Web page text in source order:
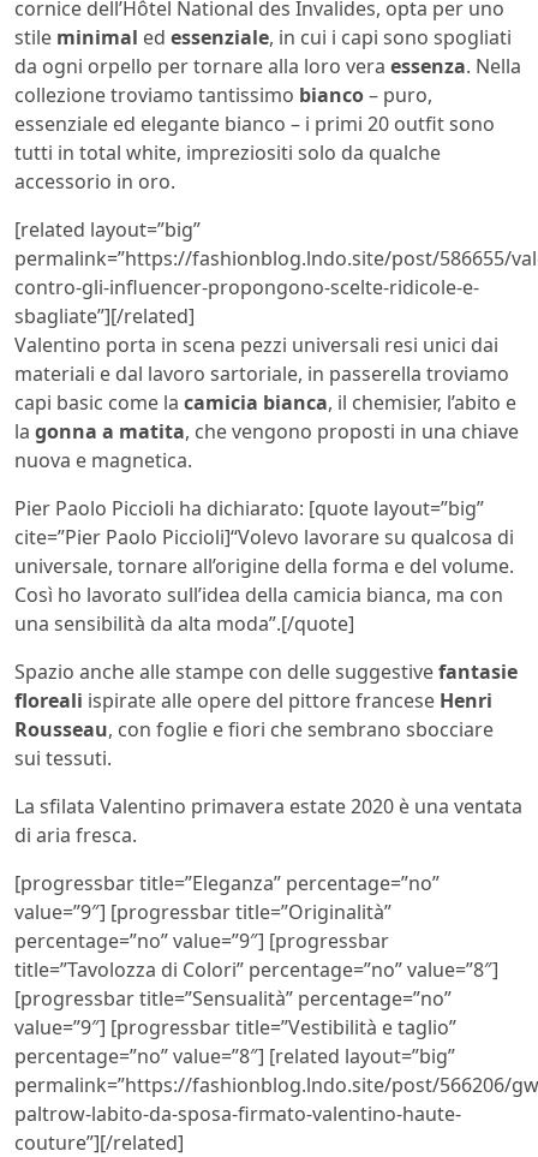
cornice dell’Hôtel National des Invalides, opta per uno
stile minimal ed essenziale, in cui i capi sono spogliati
da ogni orpello per tornare alla loro vera essenza. Nella
collezione troviamo tantissimo bianco– puro,
essenziale ed elegante bianco – i primi 20 outfit sono
tutti in total white, impreziositi solo da qualche
accessorio in oro.
[related layout=”big”
permalink=”https://fashionblog.lndo.site/post/586655/
contro-gli-influencer-propongono-scelte-ridicole-e-
sbagliate”][/related]
Valentino porta in scena pezzi universali resi unici dai
materiali e dal lavoro sartoriale, in passerella troviamo
capi basic come la camicia bianca, il chemisier, l’abito e
la gonna a matita, che vengono proposti in una chiave
nuova e magnetica.
Pier Paolo Piccioli ha dichiarato: [quote layout=”big”
cite=”Pier Paolo Piccioli]“Volevo lavorare su qualcosa di
universale, tornare all’origine della forma e del volume.
Così ho lavorato sull’idea della camicia bianca, ma con
una sensibilità da alta moda”.[/quote]
Spazio anche alle stampe con delle suggestivefantasie
floreali ispirate alle opere del pittore francese Henri
Rousseau, con foglie e fiori che sembrano sbocciare
sui tessuti.
La sfilata Valentino primavera estate 2020 è una ventata
di aria fresca.
[progressbar title=”Eleganza” percentage=”no”
value=”9″] [progressbar title=”Originalità”
percentage=”no” value=”9″] [progressbar
title=”Tavolozza di Colori” percentage=”no” value=”8″]
[progressbar title=”Sensualità” percentage=”no”
value=”9″] [progressbar title=”Vestibilità e taglio”
percentage=”no” value=”8″] [related layout=”big”
permalink=”https://fashionblog.lndo.site/post/566206/
paltrow-labito-da-sposa-firmato-valentino-haute-
couture”][/related]